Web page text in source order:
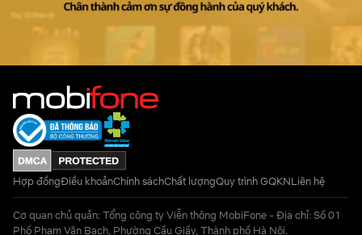
Hợp đồngĐiều khoảnChính sáchChất lượngQuy trình GQKNLiên hệ
Cơ quan chủ quản: Tổng công ty Viễn thông MobiFone - Địa chỉ: Số 01
Phố Phạm Văn Bạch, Phường Cầu Giấy, Thành phố Hà Nội.